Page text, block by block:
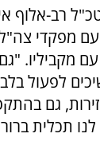
רב-אלוף
מפקדי
מקביליו.
לפעול
גם
תכלית